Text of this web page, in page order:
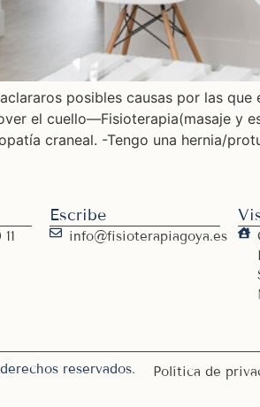
posibles causas por las
el cuello—Fisioterapia(masaje y
craneal. -Tengo una hernia/
Escribe
info@fisioterapiagoya.es
reservados. Política de